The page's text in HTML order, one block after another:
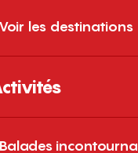
Voir les destinations
Balades